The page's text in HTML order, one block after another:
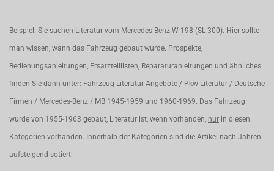
Beispiel: Sie suchen Literatur vom Mercedes-Benz W 198 (SL 300). Hier sollte
man wissen, wann das Fahrzeug gebaut wurde. Prospekte,
Bedienungsanleitungen, Ersatzteillisten, Reparaturanleitungen und ähnliches
finden Sie dann unter: Fahrzeug Literatur Angebote / Pkw Literatur / Deutsche
Firmen / Mercedes-Benz / MB 1945-1959 und 1960-1969. Das Fahrzeug
wurde von 1955-1963 gebaut, Literatur ist, wenn vorhanden, nur in diesen
Kategorien vorhanden. Innerhalb der Kategorien sind die Artikel nach Jahren
aufsteigend sotiert.